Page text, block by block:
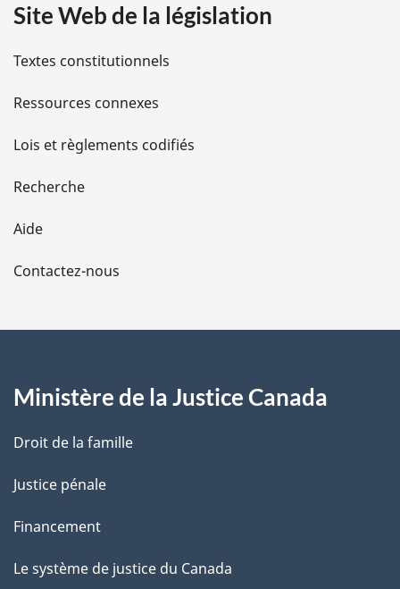
i
l
s
d
e
l
a
e
Site Web de la législation
Textes constitutionnels
Ressources connexes
Lois et règlements codifiés
Recherche
Aide
Contactez-nous
Ministère de la Justice Canada
Droit de la famille
Justice pénale
Financement
Le système de justice du Canada